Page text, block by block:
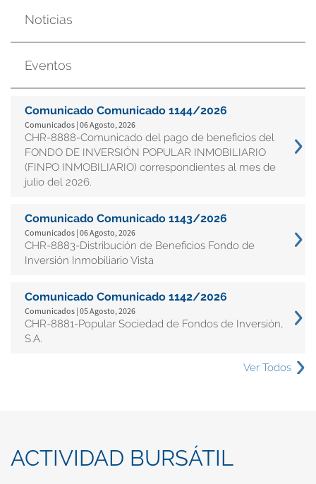
Noticias
Eventos
Comunicado Comunicado 1144/2026
Comunicados | 06 Agosto, 2026
CHR-8888-Comunicado del pago de beneficios del
FONDO DE INVERSIÓN POPULAR INMOBILIARIO
(FINPO INMOBILIARIO) correspondientes al mes de
julio del 2026.
Comunicado Comunicado 1143/2026
Comunicados | 06 Agosto, 2026
CHR-8883-Distribución de Beneficios Fondo de
Inversión Inmobiliario Vista
Comunicado Comunicado 1142/2026
Comunicados | 05 Agosto, 2026
CHR-8881-Popular Sociedad de Fondos de Inversión,
S.A.
Ver Todos
ACTIVIDAD BURSÁTIL